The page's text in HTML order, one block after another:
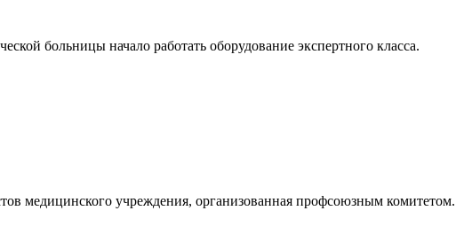
больницы начало работать оборудование экспертного класса.
медицинского учреждения, организованная профсоюзным комитетом.